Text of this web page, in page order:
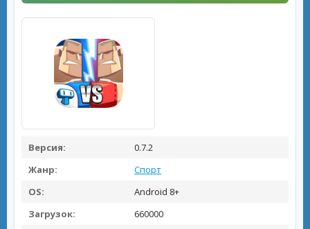
Версия:
0.7.2
Жанр:
Спорт
OS:
Android 8+
Загрузок:
660000